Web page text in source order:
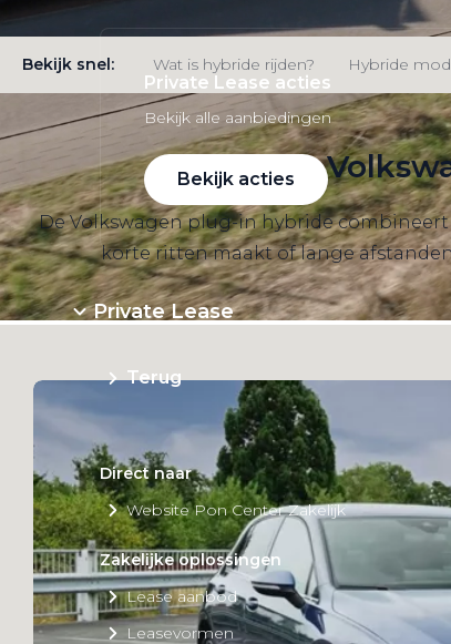
Private Lease acties
Bekijk alle aanbiedingen
Bekijk acties
Private Lease
Terug
Direct naar
Website Pon Center Zakelijk
Zakelijke oplossingen
Lease aanbod
Leasevormen
Bekijk snel: Wat is hybride rijden? Hybride
De Volkswagen plug-in hybride
korte ritten maakt of lange